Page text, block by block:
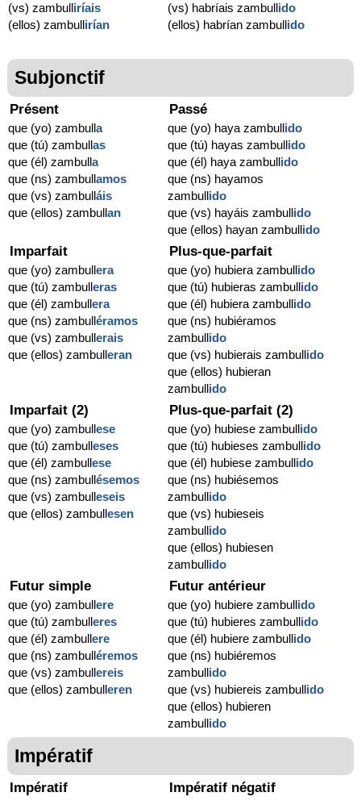
(vs) zambulliríais
(ellos) zambullirían
(vs) habríais zambullido
(ellos) habrían zambullido
Subjonctif
Présent
que (yo) zambulla
que (tú) zambullas
que (él) zambulla
que (ns) zambullamos
que (vs) zambulláis
que (ellos) zambullan
Passé
que (yo) haya zambullido
que (tú) hayas zambullido
que (él) haya zambullido
que (ns) hayamos
zambullido
que (vs) hayáis zambullido
que (ellos) hayan zambullido
Imparfait
que (yo) zambullera
que (tú) zambulleras
que (él) zambullera
que (ns) zambulléramos
que (vs) zambullerais
que (ellos) zambulleran
Plus-que-parfait
que (yo) hubiera zambullido
que (tú) hubieras zambullido
que (él) hubiera zambullido
que (ns) hubiéramos
zambullido
que (vs) hubierais zambullido
que (ellos) hubieran
zambullido
Imparfait (2)
que (yo) zambullese
que (tú) zambulleses
que (él) zambullese
que (ns) zambullésemos
que (vs) zambulleseis
que (ellos) zambullesen
Plus-que-parfait (2)
que (yo) hubiese zambullido
que (tú) hubieses zambullido
que (él) hubiese zambullido
que (ns) hubiésemos
zambullido
que (vs) hubieseis
zambullido
que (ellos) hubiesen
zambullido
Futur simple
que (yo) zambullere
que (tú) zambulleres
que (él) zambullere
que (ns) zambulléremos
que (vs) zambullereis
que (ellos) zambulleren
Futur antérieur
que (yo) hubiere zambullido
que (tú) hubieres zambullido
que (él) hubiere zambullido
que (ns) hubiéremos
zambullido
que (vs) hubiereis zambullido
que (ellos) hubieren
zambullido
Impératif
Impératif Impératif négatif